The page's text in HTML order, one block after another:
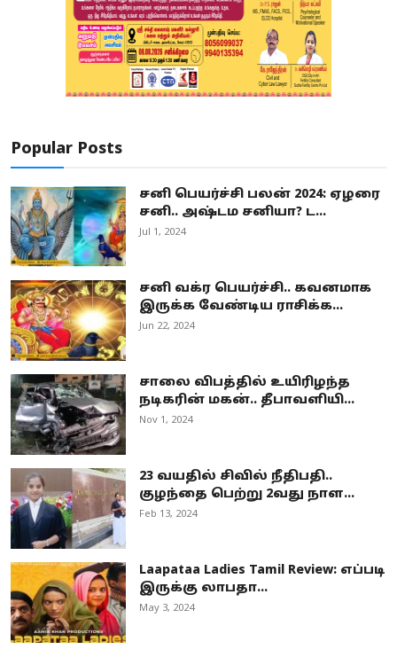
Popular Posts
சனி பெயர்ச்சி பலன் 2024: ஏழரை
சனி.. அஷ்டம சனியா? ட...
Jul 1, 2024
சனி வக்ர பெயர்ச்சி.. கவனமாக
இருக்க வேண்டிய ராசிக்க...
Jun 22, 2024
சாலை விபத்தில் உயிரிழந்த
நடிகரின் மகன்.. தீபாவளியி...
Nov 1, 2024
23 வயதில் சிவில் நீதிபதி..
குழந்தை பெற்று 2வது நாள...
Feb 13, 2024
Laapataa Ladies Tamil Review: எப்படி
இருக்கு லாபதா...
May 3, 2024